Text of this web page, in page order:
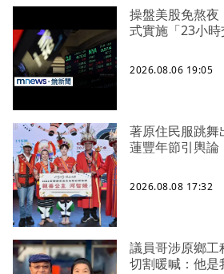
操盤美股免熬
式實施「23小時
2026.08.06 19:05
著原住民服跳
蓮豐年節引輿
2026.08.08 17:32
議員哥涉原鄉
切割暖喊：他